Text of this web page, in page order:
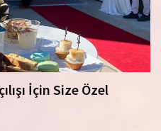
İçin Size Özel